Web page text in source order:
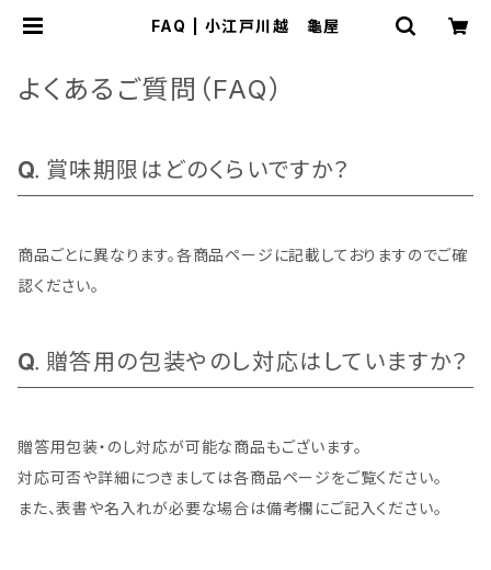
FAQ | 小江戸川越 龜屋
よくあるご質問（FAQ）
賞味期限はどのくらいですか？
商品ごとに異なります。各商品ページに記載しておりますのでご確
認ください。
贈答用の包装やのし対応はしていますか？
贈答用包装・のし対応が可能な商品もございます。
対応可否や詳細につきましては各商品ページをご覧ください。
また、表書や名入れが必要な場合は備考欄にご記入ください。